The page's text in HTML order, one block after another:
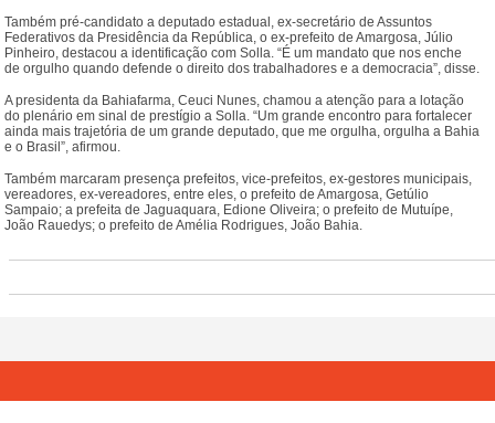
Também pré-candidato a deputado estadual, ex-secretário de Assuntos
Federativos da Presidência da República, o ex-prefeito de Amargosa, Júlio
Pinheiro, destacou a identificação com Solla. “É um mandato que nos enche
de orgulho quando defende o direito dos trabalhadores e a democracia”, disse.
A presidenta da Bahiafarma, Ceuci Nunes, chamou a atenção para a lotação
do plenário em sinal de prestígio a Solla. “Um grande encontro para fortalecer
ainda mais trajetória de um grande deputado, que me orgulha, orgulha a Bahia
e o Brasil”, afirmou.
Também marcaram presença prefeitos, vice-prefeitos, ex-gestores municipais,
vereadores, ex-vereadores, entre eles, o prefeito de Amargosa, Getúlio
Sampaio; a prefeita de Jaguaquara, Edione Oliveira; o prefeito de Mutuípe,
João Rauedys; o prefeito de Amélia Rodrigues, João Bahia.